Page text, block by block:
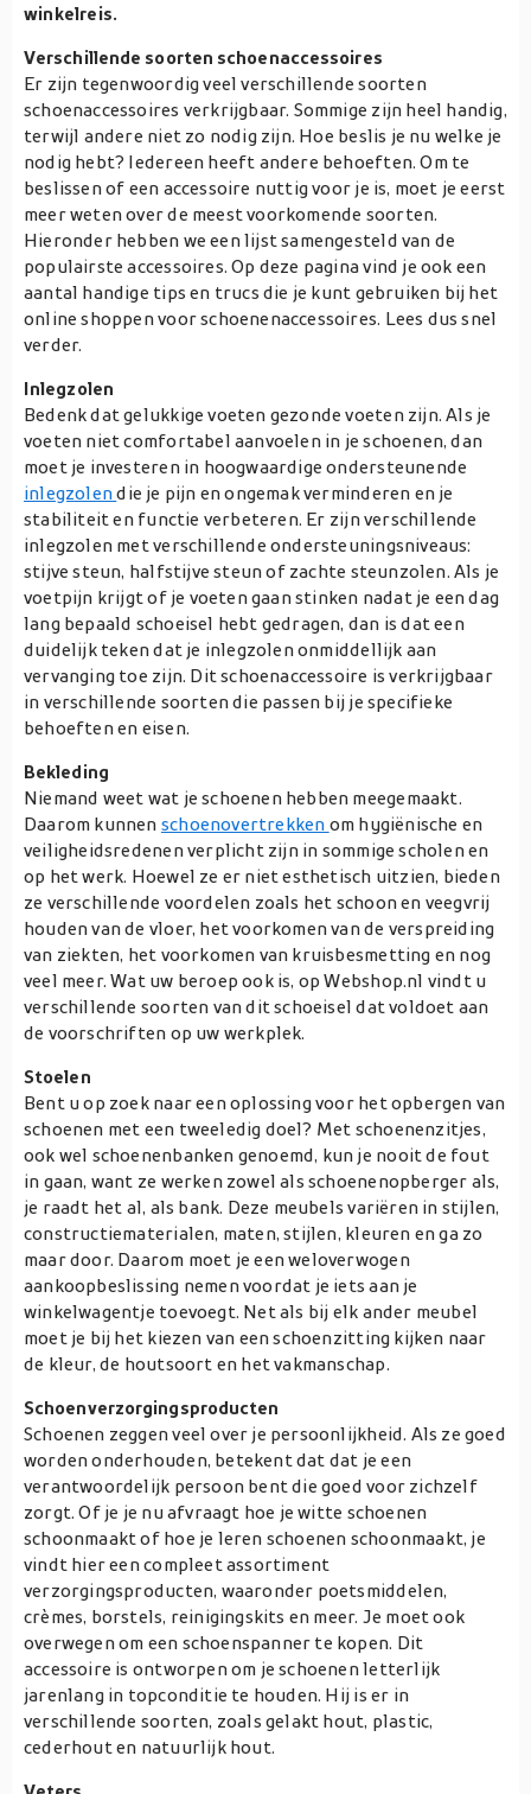
winkelreis.
Verschillende soorten schoenaccessoires
Er zijn tegenwoordig veel verschillende soorten
schoenaccessoires verkrijgbaar. Sommige zijn heel handig,
terwijl andere niet zo nodig zijn. Hoe beslis je nu welke je
nodig hebt? Iedereen heeft andere behoeften. Om te
beslissen of een accessoire nuttig voor je is, moet je eerst
meer weten over de meest voorkomende soorten.
Hieronder hebben we een lijst samengesteld van de
populairste accessoires. Op deze pagina vind je ook een
aantal handige tips en trucs die je kunt gebruiken bij het
online shoppen voor schoenenaccessoires. Lees dus snel
verder.
Inlegzolen
Bedenk dat gelukkige voeten gezonde voeten zijn. Als je
voeten niet comfortabel aanvoelen in je schoenen, dan
moet je investeren in hoogwaardige ondersteunende
inlegzolendie je pijn en ongemak verminderen en je
stabiliteit en functie verbeteren. Er zijn verschillende
inlegzolen met verschillende ondersteuningsniveaus:
stijve steun, halfstijve steun of zachte steunzolen. Als je
voetpijn krijgt of je voeten gaan stinken nadat je een dag
lang bepaald schoeisel hebt gedragen, dan is dat een
duidelijk teken dat je inlegzolen onmiddellijk aan
vervanging toe zijn. Dit schoenaccessoire is verkrijgbaar
in verschillende soorten die passen bij je specifieke
behoeften en eisen.
Bekleding
Niemand weet wat je schoenen hebben meegemaakt.
Daarom kunnen schoenovertrekken om hygiënische en
veiligheidsredenen verplicht zijn in sommige scholen en
op het werk. Hoewel ze er niet esthetisch uitzien, bieden
ze verschillende voordelen zoals het schoon en veegvrij
houden van de vloer, het voorkomen van de verspreiding
van ziekten, het voorkomen van kruisbesmetting en nog
veel meer. Wat uw beroep ook is, op Webshop.nl vindt u
verschillende soorten van dit schoeisel dat voldoet aan
de voorschriften op uw werkplek.
Stoelen
Bent u op zoek naar een oplossing voor het opbergen van
schoenen met een tweeledig doel? Met schoenenzitjes,
ook wel schoenenbanken genoemd, kun je nooit de fout
in gaan, want ze werken zowel als schoenenopberger als,
je raadt het al, als bank. Deze meubels variëren in stijlen,
constructiematerialen, maten, stijlen, kleuren en ga zo
maar door. Daarom moet je een weloverwogen
aankoopbeslissing nemen voordat je iets aan je
winkelwagentje toevoegt. Net als bij elk ander meubel
moet je bij het kiezen van een schoenzitting kijken naar
de kleur, de houtsoort en het vakmanschap.
Schoenverzorgingsproducten
Schoenen zeggen veel over je persoonlijkheid. Als ze goed
worden onderhouden, betekent dat dat je een
verantwoordelijk persoon bent die goed voor zichzelf
zorgt. Of je je nu afvraagt hoe je witte schoenen
schoonmaakt of hoe je leren schoenen schoonmaakt, je
vindt hier een compleet assortiment
verzorgingsproducten, waaronder poetsmiddelen,
crèmes, borstels, reinigingskits en meer. Je moet ook
overwegen om een schoenspanner te kopen. Dit
accessoire is ontworpen om je schoenen letterlijk
jarenlang in topconditie te houden. Hij is er in
verschillende soorten, zoals gelakt hout, plastic,
cederhout en natuurlijk hout.